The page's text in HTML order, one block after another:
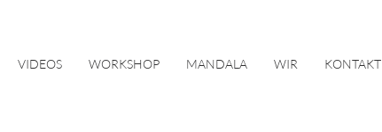
VIDEOS WORKSHOP MANDALA WIR KONTAKT